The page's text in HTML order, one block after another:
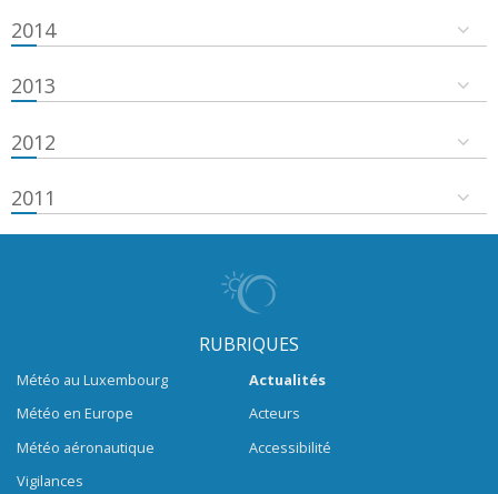
2014
2013
2012
2011
RUBRIQUES
Météo au Luxembourg
Météo en Europe
Météo aéronautique
Vigilances
Actualités
Acteurs
Accessibilité